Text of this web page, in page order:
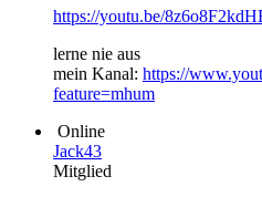
https://youtu.be/
lerne nie aus
mein Kanal: https://
feature=mhum
Online
Jack43
Mitglied